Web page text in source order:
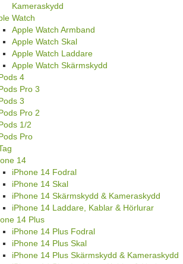
Kameraskydd
Watch
Apple Watch Armband
Apple Watch Skal
Apple Watch Laddare
Apple Watch Skärmskydd
4
Pro 3
3
Pro 2
1/2
Pro
14
iPhone 14 Fodral
iPhone 14 Skal
iPhone 14 Skärmskydd & Kameraskydd
iPhone 14 Laddare, Kablar & Hörlurar
14 Plus
iPhone 14 Plus Fodral
iPhone 14 Plus Skal
iPhone 14 Plus Skärmskydd & Kameraskydd